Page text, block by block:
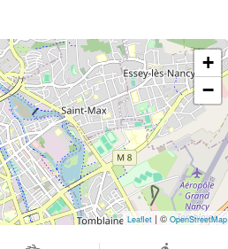
can benefit: nancy@cop1.fr
CAREFULLY :)
certificate
with a photo of their student
(everything is indicated on
+
−
Leaflet | © OpenStreetMap